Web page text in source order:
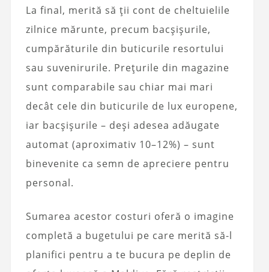
La final, merită să ții cont de cheltuielile
zilnice mărunte, precum bacșișurile,
cumpărăturile din buticurile resortului
sau suvenirurile. Prețurile din magazine
sunt comparabile sau chiar mai mari
decât cele din buticurile de lux europene,
iar bacșișurile – deși adesea adăugate
automat (aproximativ 10–12%) – sunt
binevenite ca semn de apreciere pentru
personal.
Sumarea acestor costuri oferă o imagine
completă a bugetului pe care merită să-l
planifici pentru a te bucura pe deplin de